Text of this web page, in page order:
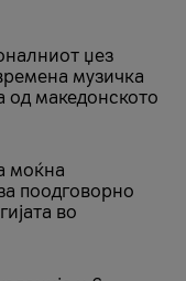
џез
музичка
од македонското
моќна
поодговорно
во